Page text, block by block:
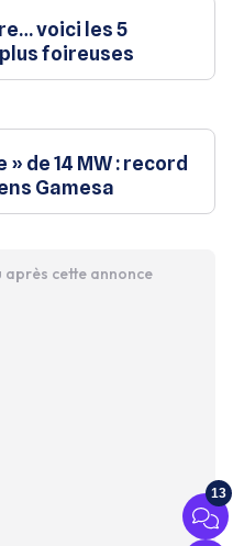
voici les 5
foireuses
de 14 MW : record
Gamesa
après cette annonce
13